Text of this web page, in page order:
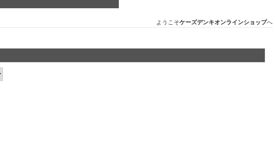
ようこそケーズデンキオンラインショップへ